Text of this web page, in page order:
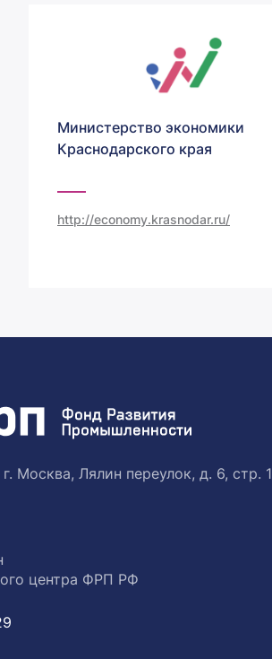
Министерство экономики
Краснодарского края
http://economy.krasnodar.ru/
Москва, Лялин переулок, д. 6, стр. 1
центра ФРП РФ